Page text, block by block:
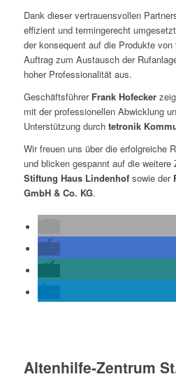
Dank dieser vertrauensvollen
effizient und termingerecht
der konsequent auf die Produkte
Auftrag zum Austausch der
hoher Professionalität aus.
Geschäftsführer Frank Hofecker
mit der professionellen Abwicklung
Unterstützung durch tetronik
Wir freuen uns über die erfolgreiche
und blicken gespannt auf die weitere
Stiftung Haus Lindenhofsowie der
GmbH & Co. KG.
Altenhilfe-Zentrum